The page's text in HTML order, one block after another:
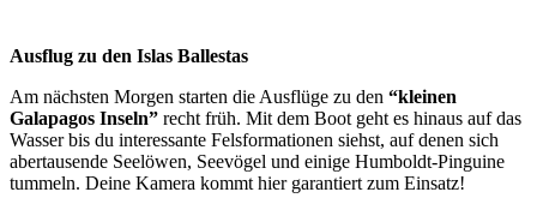
Ausflug zu den Islas Ballestas
Am nächsten Morgen starten die Ausflüge zu den “kleinen
Galapagos Inseln” recht früh. Mit dem Boot geht es hinaus auf das
Wasser bis du interessante Felsformationen siehst, auf denen sich
abertausende Seelöwen, Seevögel und einige Humboldt-Pinguine
tummeln. Deine Kamera kommt hier garantiert zum Einsatz!